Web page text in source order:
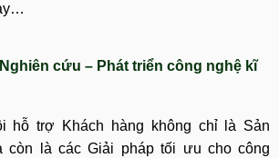
cứu – Phát triển công nghệ kĩ
hỗ trợ Khách hàng không chỉ là Sản
còn là các Giải pháp tối ưu cho công